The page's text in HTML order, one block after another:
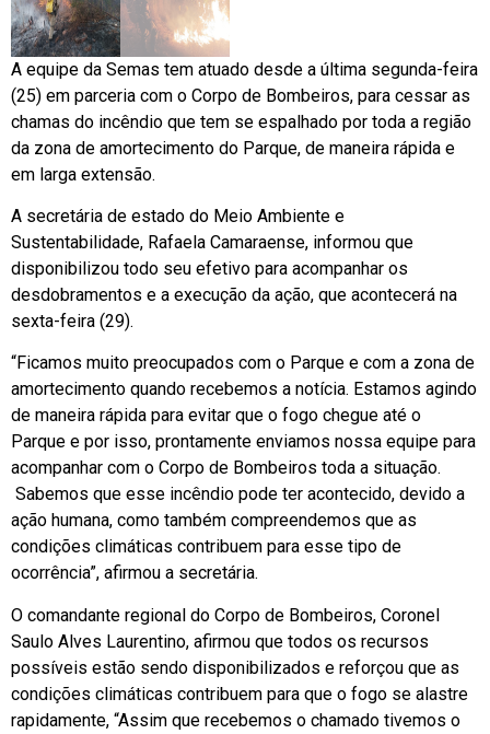
A equipe da Semas tem atuado desde a última segunda-feira
(25) em parceria com o Corpo de Bombeiros, para cessar as
chamas do incêndio que tem se espalhado por toda a região
da zona de amortecimento do Parque, de maneira rápida e
em larga extensão.
A secretária de estado do Meio Ambiente e
Sustentabilidade, Rafaela Camaraense, informou que
disponibilizou todo seu efetivo para acompanhar os
desdobramentos e a execução da ação, que acontecerá na
sexta-feira (29).
“Ficamos muito preocupados com o Parque e com a zona de
amortecimento quando recebemos a notícia. Estamos agindo
de maneira rápida para evitar que o fogo chegue até o
Parque e por isso, prontamente enviamos nossa equipe para
acompanhar com o Corpo de Bombeiros toda a situação.
Sabemos que esse incêndio pode ter acontecido, devido a
ação humana, como também compreendemos que as
condições climáticas contribuem para esse tipo de
ocorrência”, afirmou a secretária.
O comandante regional do Corpo de Bombeiros, Coronel
Saulo Alves Laurentino, afirmou que todos os recursos
possíveis estão sendo disponibilizados e reforçou que as
condições climáticas contribuem para que o fogo se alastre
rapidamente, “Assim que recebemos o chamado tivemos o